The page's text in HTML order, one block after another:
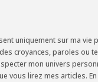
uniquement sur ma vie
croyances, paroles ou
mon univers
vous lirez mes articles.